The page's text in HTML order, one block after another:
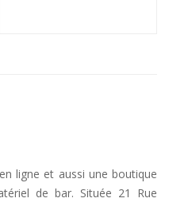
ligne et aussi une boutique
de bar. Située 21 Rue